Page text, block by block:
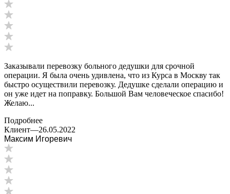
Заказывали перевозку больного дедушки для срочной
операции. Я была очень удивлена, что из Курса в Москву так
быстро осуществили перевозку. Дедушке сделали операцию и
он уже идет на поправку. Большой Вам человеческое спасибо!
Желаю...
Подробнее
Клиент—26.05.2022
Максим Игоревич